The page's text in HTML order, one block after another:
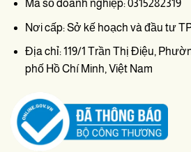
Mã số doanh nghiệp: 0315282319
Nơi cấp: Sở kế hoạch và đầu tư
Địa chỉ: 119/1 Trần Thị Điệu,
phố Hồ Chí Minh, Việt Nam